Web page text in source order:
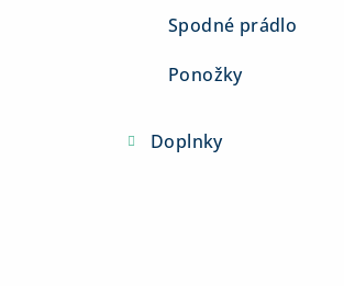
Spodné prádlo
Ponožky
Doplnky